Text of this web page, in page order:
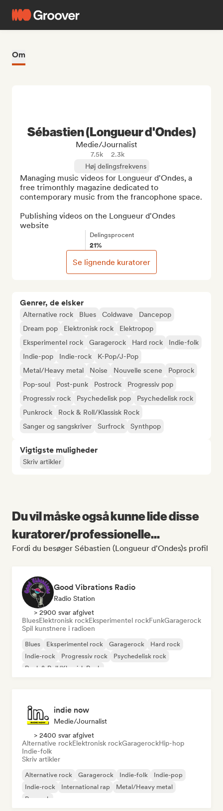
Om
Genrer, de elsker
Alternative rock Blues Coldwave
Dancepop
Dream pop
Elektronisk rock
Elektropop
Eksperimentel rock
Garagerock Hard rock
Indie-folk
Indie-pop
Indie-rock
K-Pop/J-Pop
Metal/Heavy metal
Noise Nouvelle scene
Poprock
Pop-soul
Post-punk Postrock
Progressiv pop
Progressiv rock
Psychedelisk pop
Psychedelisk rock
Punkrock
Rock & Roll/Klassisk Rock
Sanger og sangskriver
Surfrock Synthpop
Vigtigste muligheder
Skriv artikler
Sébastien (Longueur d'Ondes)
Medie/journalist
7.5k
2.3k
Høj delingsfrekvens
Managing music videos for Longueur d'Ondes, a
free trimonthly magazine dedicated to
contemporary music from the francophone space.
Publishing videos on the Longueur d'Ondes
website
Delingsprocent
21%
Se lignende kuratorer
Du vil måske også kunne lide disse
kuratorer/professionelle...
Fordi du besøger Sébastien (Longueur d'Ondes)s profil
Good Vibrations Radio
Radio Station
> 2900 svar afgivet
BluesElektronisk rockEksperimentel rockFunkGaragerock
Spil kunstnere i radioen
Blues Eksperimentel rock Garagerock
Hard rock
Indie-rock
Progressiv rock
Psychedelisk rock
Rock & Roll/Klassisk Rock
indie now
Medie/journalist
> 2400 svar afgivet
Alternative rockElektronisk rockGaragerockHip-hop
Indie-folk
Skriv artikler
Alternative rock Garagerock Indie-folk
Indie-pop
Indie-rock
International rap
Metal/Heavy metal
Poprock